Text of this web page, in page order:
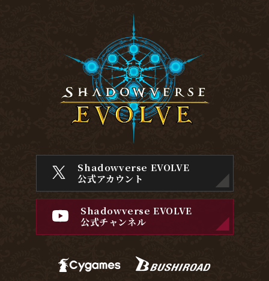
Shadowverse EVOLVE
公式アカウント
Shadowverse EVOLVE
公式チャンネル